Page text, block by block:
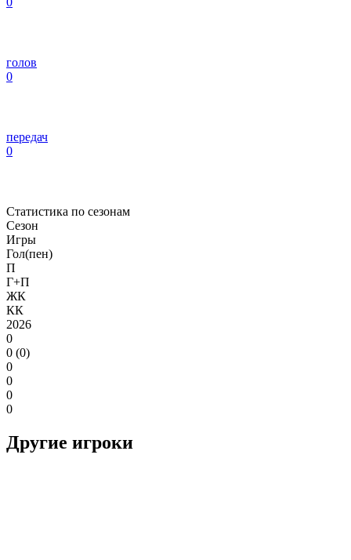
голов
0
передач
0
Статистика по сезонам
Сезон
Игры
Гол(пен)
П
Г+П
ЖК
КК
2026
0
0 (0)
0
0
0
0
Другие игроки